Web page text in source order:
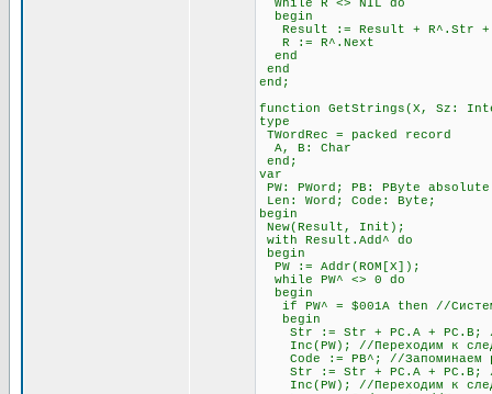
While R <> NIL do
begin
Result := Result + R^.Str +
R := R^.Next
end
end
end;
function GetStrings(X, Sz:
type
TWordRec = packed record
A, B: Char
end;
var
PW: PWord; PB: PByte
Len: Word; Code: Byte;
begin
New(Result, Init);
with Result.Add^ do
begin
PW := Addr(ROM[X]);
while PW^ <> 0 do
begin
if PW^ = $001A then //
begin
Str := Str + PC.A + PC.B; //
Inc(PW); //Переходим к
Code := PB^; //Запоминаем
Str := Str + PC.A + PC.B; //
Inc(PW); //Переходим к